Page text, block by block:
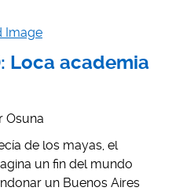
Loca academia
Osuna
de los mayas, el
un fin del mundo
un Buenos Aires